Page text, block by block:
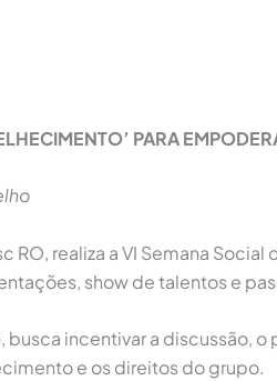
PARA
realiza a VI Semana
show de talentos e
incentivar a discussão,
e os direitos do grupo.